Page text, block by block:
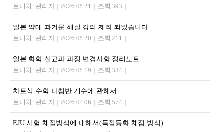
토니치_관리자 | 2026.05.21 | 조회 393 |
일본 약대 과거문 해설 강의 제작 되었습니다.
토니치_관리자 | 2026.05.20 | 조회 211 |
일본 화학 신교과 과정 변경사항 정리노트
토니치_관리자 | 2026.05.19 | 조회 334 |
차트식 수학 나침반 개수에 관해서
토니치_관리자 | 2026.04.06 | 조회 574 |
EJU 시험 채점방식에 대해서(득점등화 채점 방식)